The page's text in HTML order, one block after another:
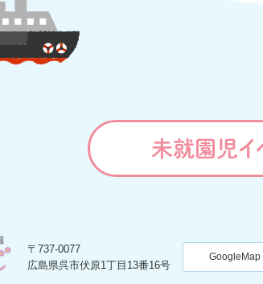
未就園児イ
〒737-0077
広島県呉市伏原1丁目13番16号
GoogleMap